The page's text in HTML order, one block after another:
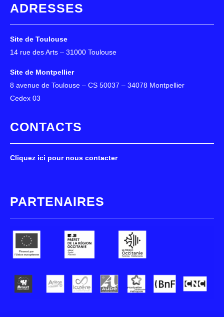
ADRESSES
Site de Toulouse
14 rue des Arts – 31000 Toulouse
Site de Montpellier
8 avenue de Toulouse – CS 50037 – 34078 Montpellier
Cedex 03
CONTACTS
Cliquez ici pour nous contacter
PARTENAIRES